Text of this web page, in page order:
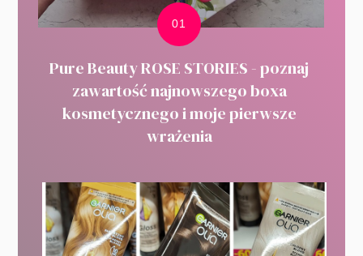
Pure Beauty ROSE STORIES - poznaj
zawartość najnowszego boxa
kosmetycznego i moje pierwsze
wrażenia